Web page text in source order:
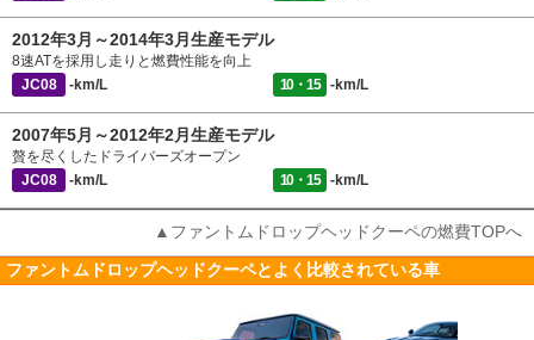
2012年3月～2014年3月生産モデル
8速ATを採用し走りと燃費性能を向上
JC08
-km/L 10・15 -km/L
2007年5月～2012年2月生産モデル
贅を尽くしたドライバーズオープン
JC08
-km/L 10・15 -km/L
▲ファントムドロップヘッドクーペの燃費TOPへ
ファントムドロップヘッドクーペとよく比較されている車